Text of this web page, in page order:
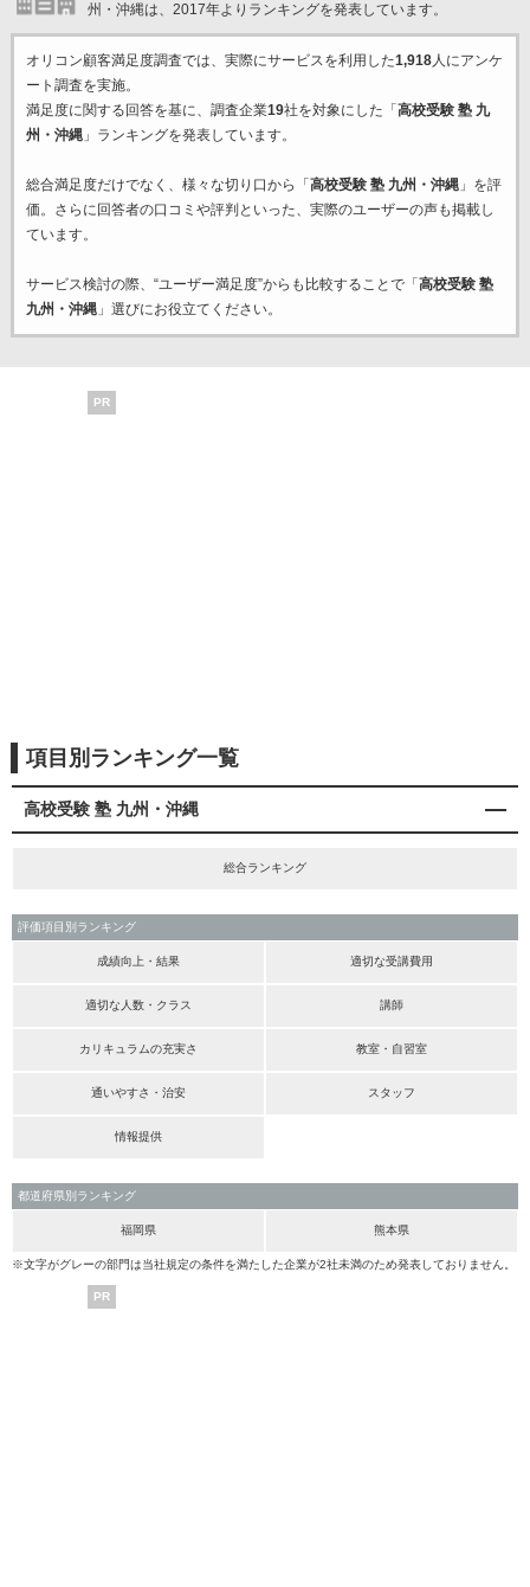
州・沖縄は、2017年よりランキングを発表しています。
オリコン顧客満足度調査では、実際にサービスを利用した1,918人にアンケ
ート調査を実施。
満足度に関する回答を基に、調査企業19社を対象にした「 高校受験 塾 九
州・沖縄」ランキングを発表しています。
総合満足度だけでなく、様々な切り口から「 高校受験 塾 九州・沖縄」を評
価。さらに回答者の口コミや評判といった、実際のユーザーの声も掲載し
ています。
サービス検討の際、“ユーザー満足度”からも比較することで「 高校受験 塾
九州・沖縄」選びにお役立てください。
PR
項目別ランキング一覧
高校受験 塾 九州・沖縄
総合ランキング
評価項目別ランキング
成績向上・結果 適切な受講費用
適切な人数・クラス 講師
カリキュラムの充実さ 教室・自習室
通いやすさ・治安 スタッフ
情報提供
都道府県別ランキング
福岡県 熊本県
※文字がグレーの部門は当社規定の条件を満たした企業が2社未満のため発表しておりません。
PR